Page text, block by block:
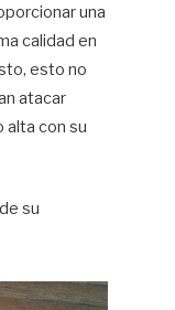
una
calidad en
esto no
atacar
alta con su
su